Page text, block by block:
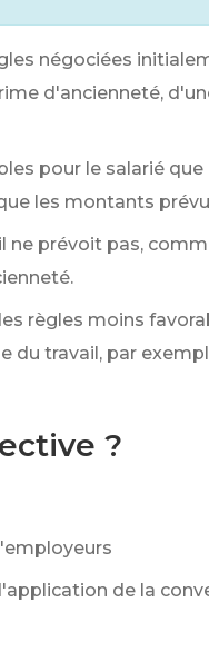
négociées
d'ancienneté,
pour le salarié
les montants
prévoit pas,
règles moins
du travail, par
?
de la